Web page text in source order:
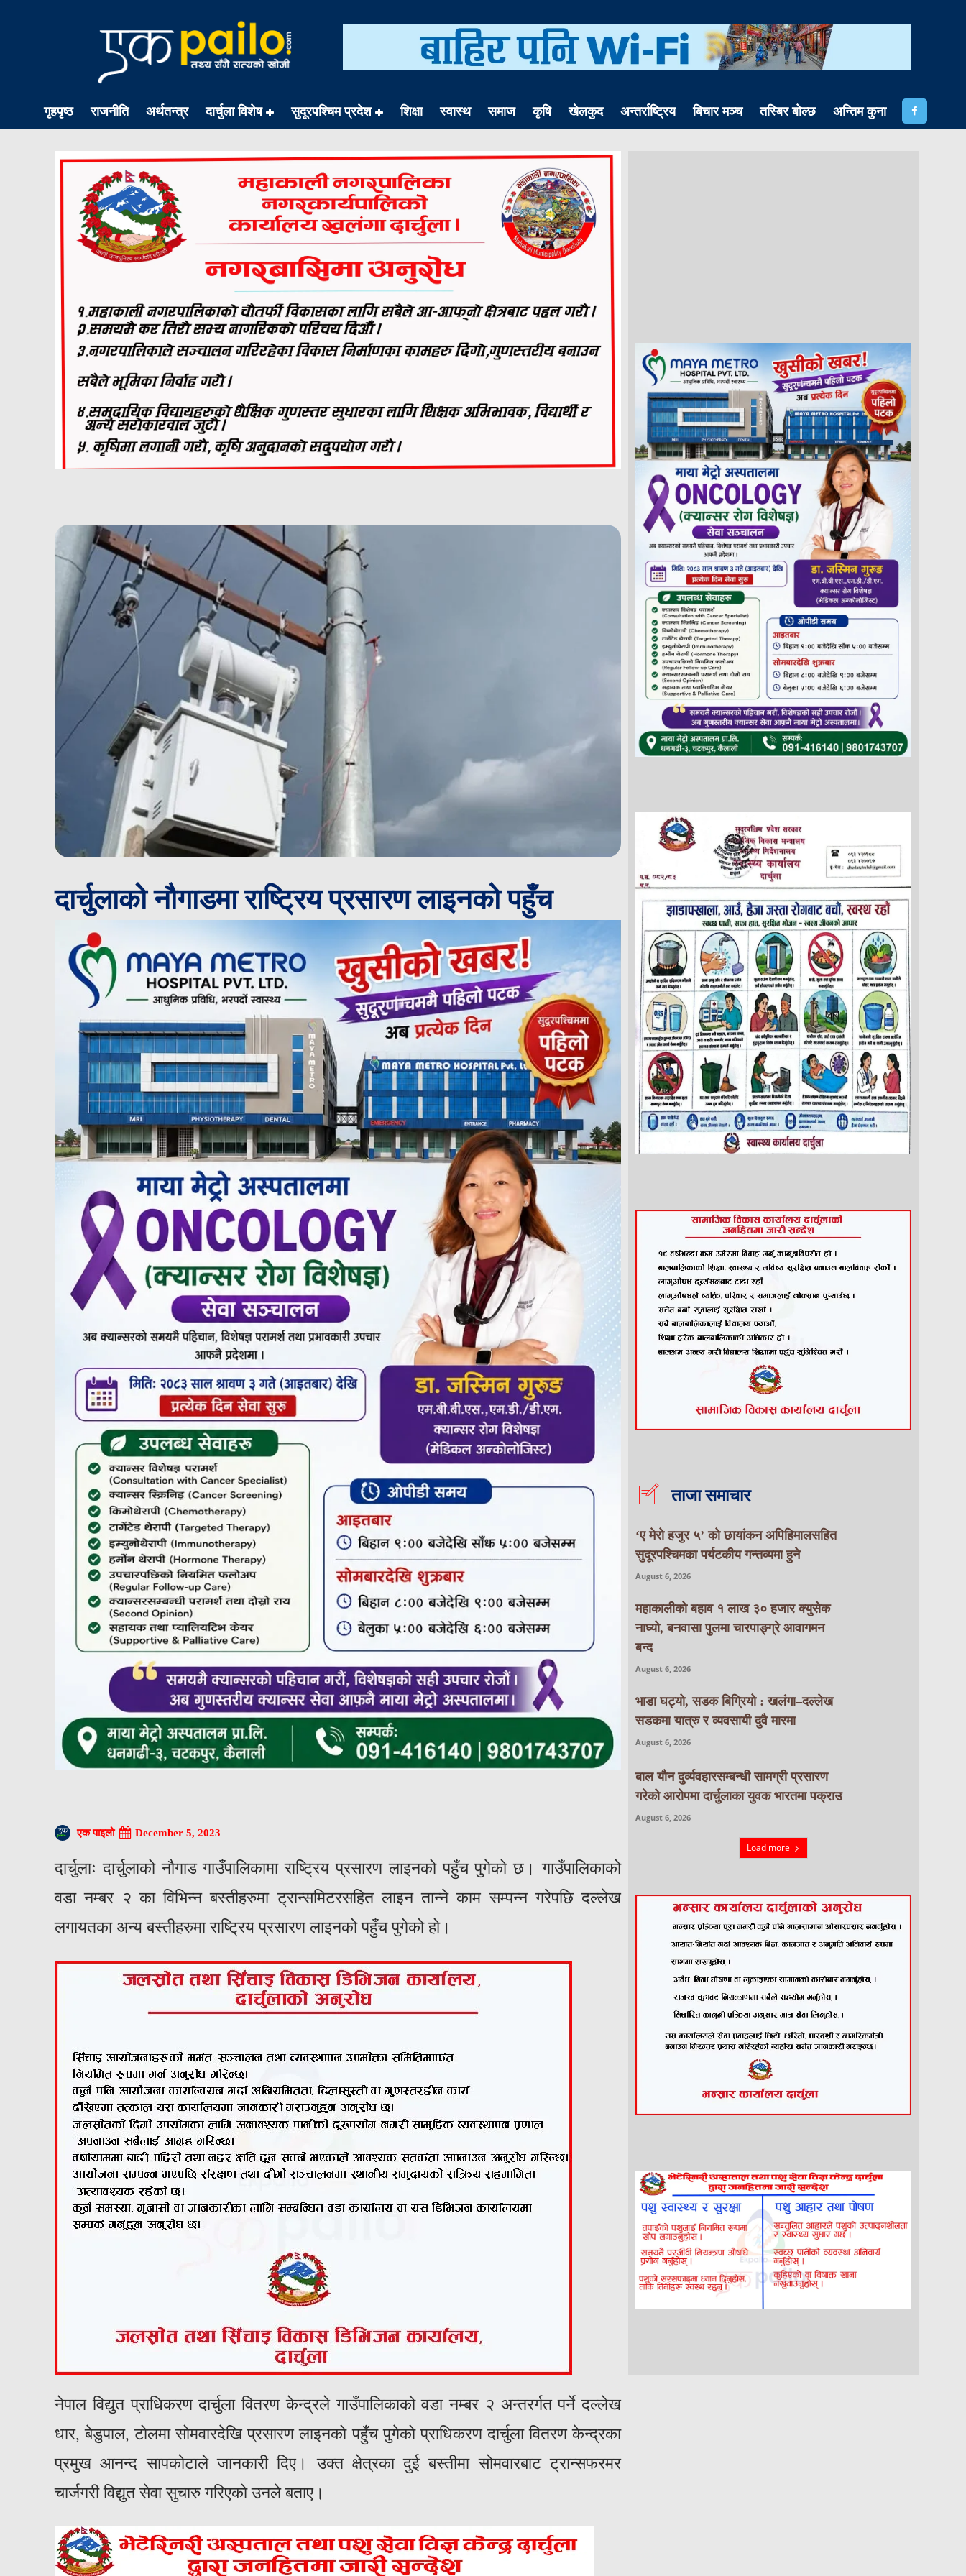
गृहपृष्ठ राजनीति अर्थतन्त्र दार्चुला विशेष सुदूरपश्चिम प्रदेश शिक्षा स्वास्थ समाज कृषि खेलकुद अन्तर्राष्ट्रिय बिचार मञ्च तस्बिर बोल्छ अन्तिम कुना
दार्चुलाको नौगाडमा राष्ट्रिय प्रसारण लाइनको पहुँच
एक पाइलो December 5, 2023
दार्चुलाः दार्चुलाको नौगाड गाउँपालिकामा राष्ट्रिय प्रसारण लाइनको पहुँच पुगेको छ। गाउँपालिकाको
वडा नम्बर २ का विभिन्न बस्तीहरुमा ट्रान्समिटरसहित लाइन तान्ने काम सम्पन्न गरेपछि दल्लेख
लगायतका अन्य बस्तीहरुमा राष्ट्रिय प्रसारण लाइनको पहुँच पुगेको हो।
नेपाल विद्युत प्राधिकरण दार्चुला वितरण केन्द्रले गाउँपालिकाको वडा नम्बर २ अन्तरर्गत पर्ने दल्लेख
धार, बेडुपाल, टोलमा सोमवारदेखि प्रसारण लाइनको पहुँच पुगेको प्राधिकरण दार्चुला वितरण केन्द्रका
प्रमुख आनन्द सापकोटाले जानकारी दिए। उक्त क्षेत्रका दुई बस्तीमा सोमवारबाट ट्रान्सफरमर
चार्जगरी विद्युत सेवा सुचारु गरिएको उनले बताए।
ताजा समाचार
‘ए मेरो हजुर ५’ को छायांकन अपिहिमालसहित
सुदूरपश्चिमका पर्यटकीय गन्तव्यमा हुने
August 6, 2026
महाकालीको बहाव १ लाख ३० हजार क्युसेक
नाघ्यो, बनवासा पुलमा चारपाङ्ग्रे आवागमन
बन्द
August 6, 2026
भाडा घट्यो, सडक बिग्रियो : खलंगा–दल्लेख
सडकमा यात्रु र व्यवसायी दुवै मारमा
August 6, 2026
बाल यौन दुर्व्यवहारसम्बन्धी सामग्री प्रसारण
गरेको आरोपमा दार्चुलाका युवक भारतमा पक्राउ
August 6, 2026
Load more